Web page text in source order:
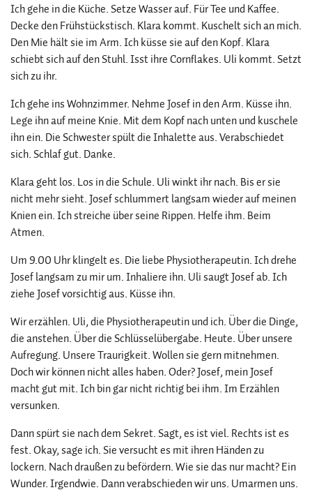
Ich gehe in die Küche. Setze Wasser auf. Für Tee und Kaffee.
Decke den Frühstückstisch. Klara kommt. Kuschelt sich an mich.
Den Mie hält sie im Arm. Ich küsse sie auf den Kopf. Klara
schiebt sich auf den Stuhl. Isst ihre Cornflakes. Uli kommt. Setzt
sich zu ihr.
Ich gehe ins Wohnzimmer. Nehme Josef in den Arm. Küsse ihn.
Lege ihn auf meine Knie. Mit dem Kopf nach unten und kuschele
ihn ein. Die Schwester spült die Inhalette aus. Verabschiedet
sich. Schlaf gut. Danke.
Klara geht los. Los in die Schule. Uli winkt ihr nach. Bis er sie
nicht mehr sieht. Josef schlummert langsam wieder auf meinen
Knien ein. Ich streiche über seine Rippen. Helfe ihm. Beim
Atmen.
Um 9.00 Uhr klingelt es. Die liebe Physiotherapeutin. Ich drehe
Josef langsam zu mir um. Inhaliere ihn. Uli saugt Josef ab. Ich
ziehe Josef vorsichtig aus. Küsse ihn.
Wir erzählen. Uli, die Physiotherapeutin und ich. Über die Dinge,
die anstehen. Über die Schlüsselübergabe. Heute. Über unsere
Aufregung. Unsere Traurigkeit. Wollen sie gern mitnehmen.
Doch wir können nicht alles haben. Oder? Josef, mein Josef
macht gut mit. Ich bin gar nicht richtig bei ihm. Im Erzählen
versunken.
Dann spürt sie nach dem Sekret. Sagt, es ist viel. Rechts ist es
fest. Okay, sage ich. Sie versucht es mit ihren Händen zu
lockern. Nach draußen zu befördern. Wie sie das nur macht? Ein
Wunder. Irgendwie. Dann verabschieden wir uns. Umarmen uns.